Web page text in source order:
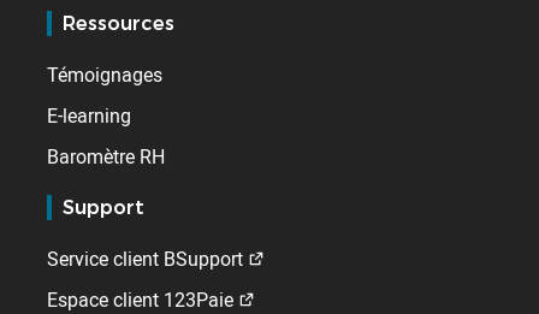
Ressources
Témoignages
E-learning
Baromètre RH
Support
Service client BSupport
Espace client 123Paie